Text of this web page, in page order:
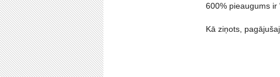
600% pieaugums
Kā ziņots,